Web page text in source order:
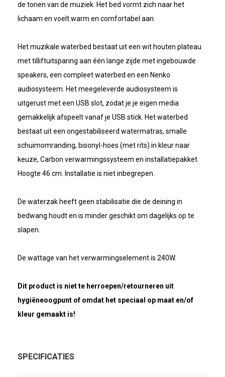
de tonen van de muziek. Het bed vormt zich naar het
lichaam en voelt warm en comfortabel aan.
Het muzikale waterbed bestaat uit een wit houten plateau
met tilliftuitsparing aan één lange zijde met ingebouwde
speakers, een compleet waterbed en een Nenko
audiosysteem. Het meegeleverde audiosysteem is
uitgerust met een USB slot, zodat je je eigen media
gemakkelijk afspeelt vanaf je USB stick. Het waterbed
bestaat uit een ongestabiliseerd watermatras, smalle
schuimomranding, bisonyl-hoes (met rits) in kleur naar
keuze, Carbon verwarmingssysteem en installatiepakket.
Hoogte 46 cm. Installatie is niet inbegrepen.
De waterzak heeft geen stabilisatie die de deining in
bedwang houdt en is minder geschikt om dagelijks op te
slapen.
De wattage van het verwarmingselement is 240W.
Dit product is niet te herroepen/retourneren uit
hygiëneoogpunt of omdat het speciaal op maat en/of
kleur gemaakt is!
SPECIFICATIES